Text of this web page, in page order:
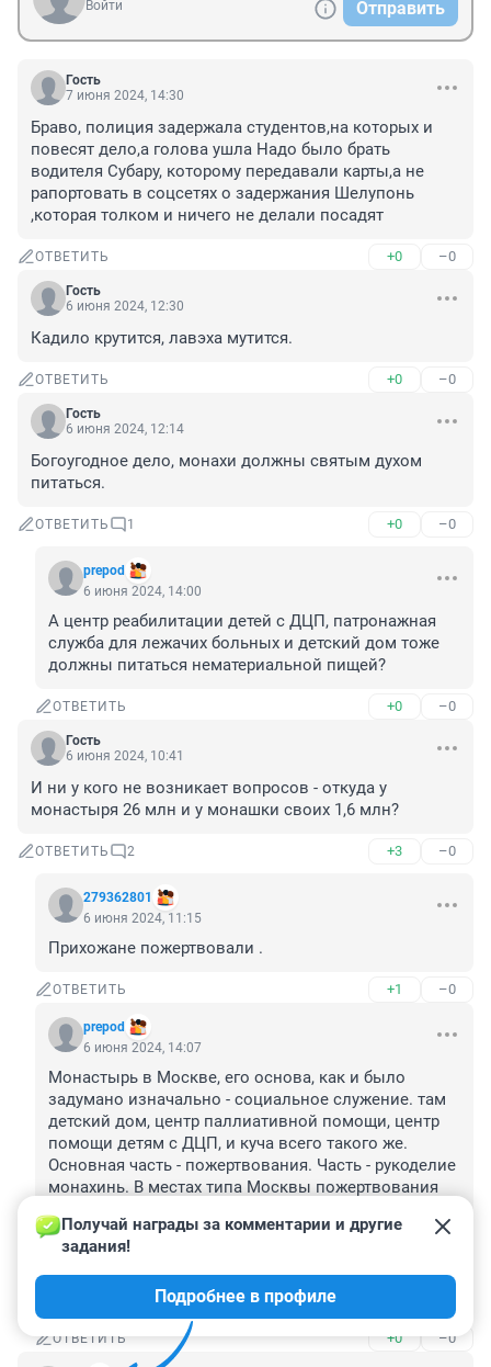
Войти
Отправить
Гость
7 июня 2024, 14:30
Браво, полиция задержала студентов,на которых и
повесят дело,а голова ушла Надо было брать
водителя Субару, которому передавали карты,а не
рапортовать в соцсетях о задержания Шелупонь
,которая толком и ничего не делали посадят
ОТВЕТИТЬ +0 –0
Гость
6 июня 2024, 12:30
Кадило крутится, лавэха мутится.
ОТВЕТИТЬ +0 –0
Гость
6 июня 2024, 12:14
Богоугодное дело, монахи должны святым духом
питаться.
ОТВЕТИТЬ 1 +0 –0
prepоd
6 июня 2024, 14:00
А центр реабилитации детей с ДЦП, патронажная
служба для лежачих больных и детский дом тоже
должны питаться нематериальной пищей?
ОТВЕТИТЬ +0 –0
Гость
6 июня 2024, 10:41
И ни у кого не возникает вопросов - откуда у
монастыря 26 млн и у монашки своих 1,6 млн?
ОТВЕТИТЬ 2 +3 –0
279362801
6 июня 2024, 11:15
Прихожане пожертвовали .
ОТВЕТИТЬ +1 –0
prepоd
6 июня 2024, 14:07
Монастырь в Москве, его основа, как и было
задумано изначально - социальное служение. там
детский дом, центр паллиативной помощи, центр
помощи детям с ДЦП, и куча всего такого же.
Основная часть - пожертвования. Часть - рукоделие
монахинь. В местах типа Москвы пожертвования
глухой деревне. Ну и расходов у них, естественно,
больше. А бухгалтер почти всегда просто нанятый
сотрудник, никакого отношения к монастырю не
имеющий, а просто работающий там за зарплату.
ОТВЕТИТЬ +0 –0
Получай награды за комментарии и другие
задания!
Подробнее в профиле